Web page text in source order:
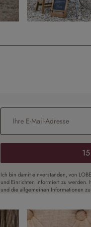
E-Mail-Adresse
Ich bin damit einverstanden, von
und Einrichten informiert zu werden.
und die allgemeinen Informationen